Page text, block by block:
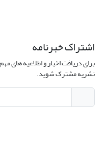
اشتراک خبرنامه
برای دریافت اخبار و اطلاعیه های
نشریه مشترک شوید.